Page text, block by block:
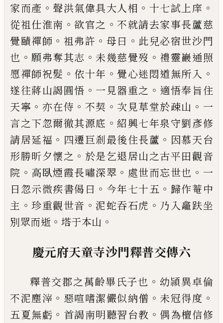
家而產 。 聲洪氣偉具大人相 。 十七試上庠 。
從祖仕淮南 。欲官之 。不就請去家事長蘆慈
覺賾禪師 。 祖弗許 。 母曰 。 此兒必宿世沙門
也 。 願弗奪其志 。 未幾慈覺歿 。 禮靈巖通照
愿禪師祝髮 。 依十年 。 覺心迷悶道無所入 。
遂往蔣山謁圓悟 。 一見器重之 。 適悟奉 旨住
天寧 。 亦在侍 。 不契 。 次見草堂於疎山 。 一
言之下忽爾徹其源底 。 紹興七年泉守劉彥修
請居延福 。 四遷巨剎最後住長蘆 。 因慕天台
形勝昕夕懷之 。 於是乞退居山之古平田觀音
院 。 高臥煙霞長嘯深翠 。 處世而忘世也 。 一
日忽示微疾書偈曰 。 今年七十五 。 歸作菴中
主 。 珍重觀世音 。泥蛇吞石虎 。 乃入龕趺坐
別眾而逝 。 塔于本山 。
慶元府天童寺沙門釋普交傳六
釋普交郡之萬齡畢氏子也 。 幼頴異卓倫
不泥塵滓 。 惡喧嗜潔儼似納僧 。 未冠得度 。
五夏無虧 。 首謁南明聽習台教 。偶為檀信修